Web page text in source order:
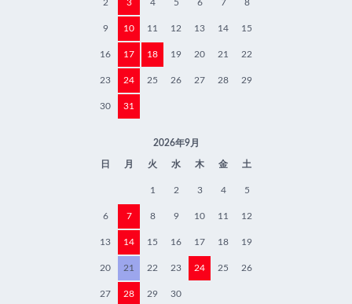
2 3 4 5 6 7 8
9 10 11 12 13 14 15
16 17 18 19 20 21 22
23 24 25 26 27 28 29
30 31
2026年9月
日 月 火 水 木 金 土
1 2 3 4 5
6 7 8 9 10 11 12
13 14 15 16 17 18 19
20 21 22 23 24 25 26
27 28 29 30